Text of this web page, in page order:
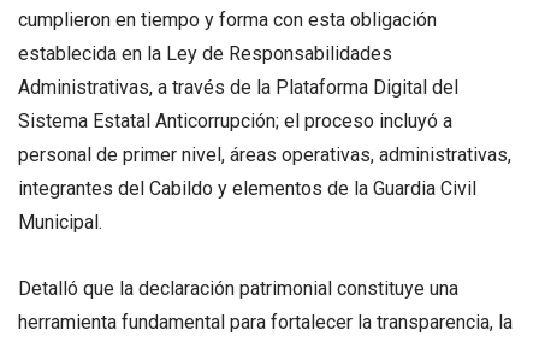
cumplieron en tiempo y forma con esta obligación
establecida en la Ley de Responsabilidades
Administrativas, a través de la Plataforma Digital del
Sistema Estatal Anticorrupción; el proceso incluyó a
personal de primer nivel, áreas operativas, administrativas,
integrantes del Cabildo y elementos de la Guardia Civil
Municipal.
Detalló que la declaración patrimonial constituye una
herramienta fundamental para fortalecer la transparencia, la